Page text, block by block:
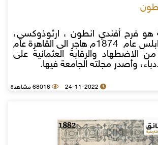
فرح أفندي انطون ، ارثوذوكسي،
من مواليد طرابلس عام 1874م هاجر الى القاهرة عام
من الاضطهاد والرقابة العثمانية على
وأصدر مجلته الجامعة فيها.
24-11-2022 68016 مشاهدة